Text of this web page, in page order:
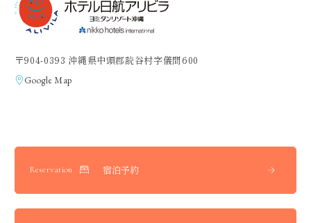
〒904-0393 沖縄県中頭郡読谷村字儀間600
Google Map
Reservation 宿泊予約